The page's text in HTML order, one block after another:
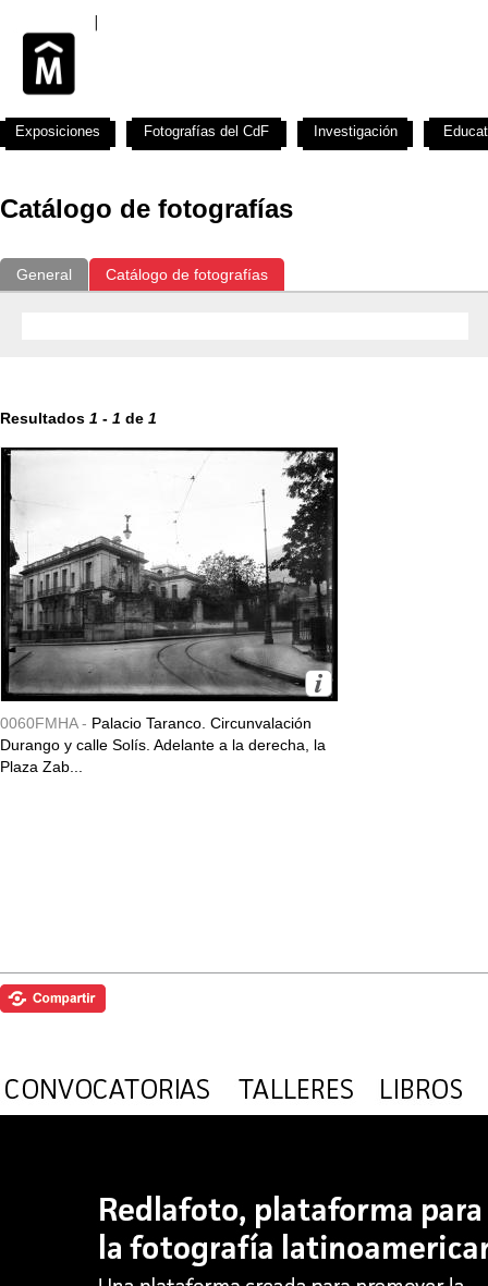
Catálogo de fotografías
General Catálogo de fotografías
Resultados 1 - 1 de 1
0060FMHA - Palacio Taranco. Circunvalación
Durango y calle Solís. Adelante a la derecha, la
Plaza Zab...
Exposiciones Fotografías del CdF Investigación